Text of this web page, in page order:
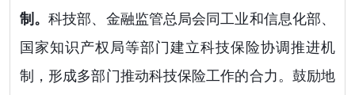
制。科技部、金融监管总局会同工业和信息化部、
国家知识产权局等部门建立科技保险协调推进机
制，形成多部门推动科技保险工作的合力。鼓励地